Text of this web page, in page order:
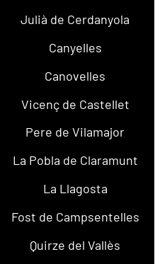
Julià de Cerdanyola
Canyelles
Canovelles
Vicenç de Castellet
Pere de Vilamajor
La Pobla de Claramunt
La Llagosta
Fost de Campsentelles
Quirze del Vallès